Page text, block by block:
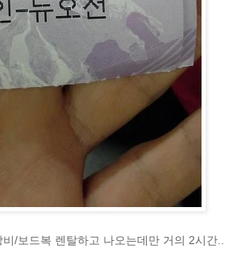
/보드복 렌탈하고 나오는데만 거의 2시간..